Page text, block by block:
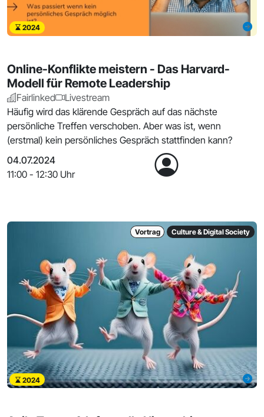
2024
Online-Konflikte meistern - Das Harvard-
Modell für Remote Leadership
Fairlinked
Livestream
Häufig wird das klärende Gespräch auf das nächste
persönliche Treffen verschoben. Aber was ist, wenn
(erstmal) kein persönliches Gespräch stattfinden kann?
04.07.2024
11:00 - 12:30 Uhr
Vortrag Culture & Digital Society
2024